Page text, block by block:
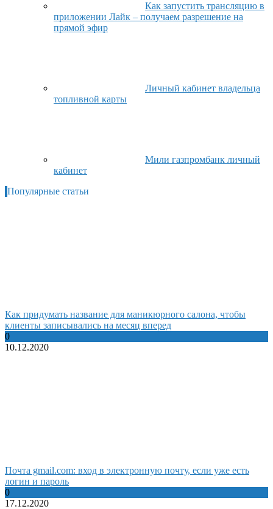
Как запустить трансляцию в
приложении Лайк – получаем разрешение на
прямой эфир
Личный кабинет владельца
топливной карты
Мили газпромбанк личный
кабинет
Популярные статьи
Как придумать название для маникюрного салона, чтобы
клиенты записывались на месяц вперед
0
10.12.2020
Почта gmail.com: вход в электронную почту, если уже есть
логин и пароль
0
17.12.2020